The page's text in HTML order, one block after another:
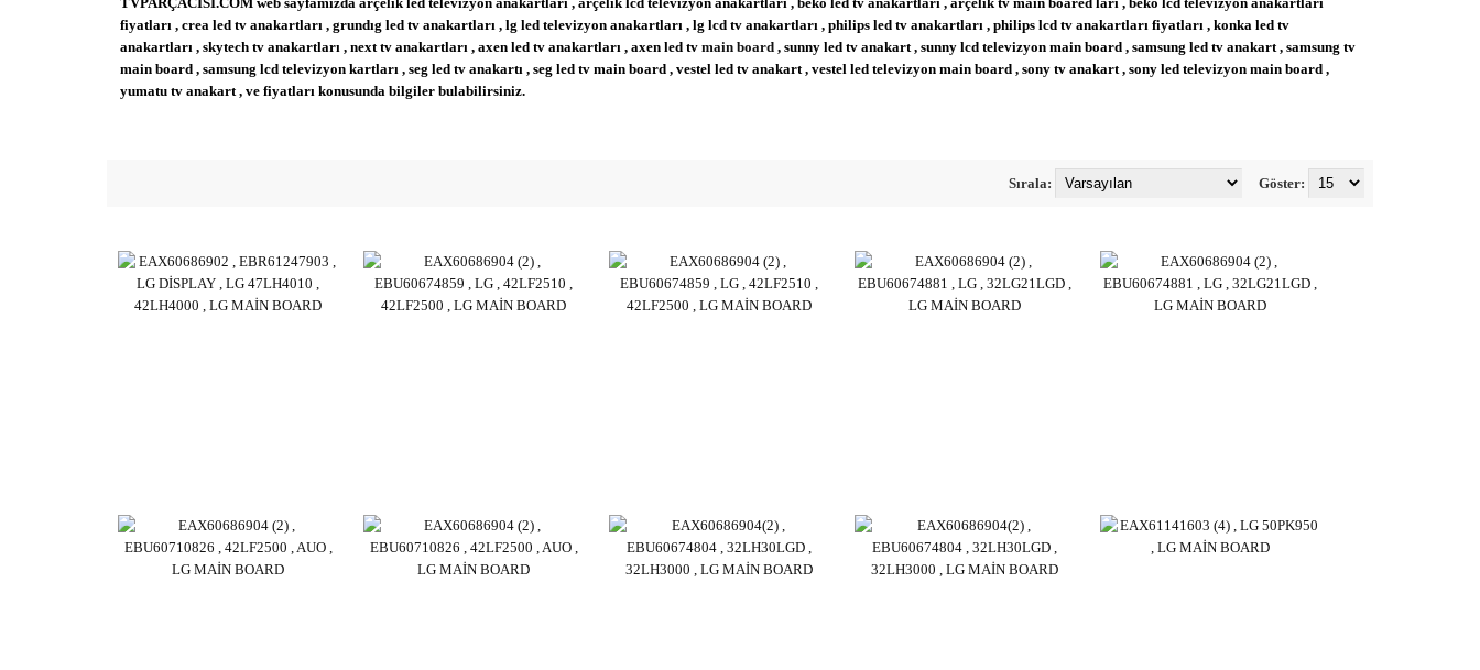
fiyatları , crea led tv anakartları , grundıg led tv anakartları , lg led televizyon anakartları , lg lcd tv anakartları , philips led tv anakartları , philips lcd tv anakartları fiyatları , konka led tv
anakartları , skytech tv anakartları , next tv anakartları , axen led tv anakartları , axen led tv main board , sunny led tv anakart , sunny lcd televizyon main board , samsung led tv anakart , samsung tv
main board , samsung lcd televizyon kartları , seg led tv anakartı , seg led tv main board , vestel led tv anakart , vestel led televizyon main board , sony tv anakart , sony led televizyon main board ,
yumatu tv anakart , ve fiyatları konusunda bilgiler bulabilirsiniz.
Göster:
Sırala: